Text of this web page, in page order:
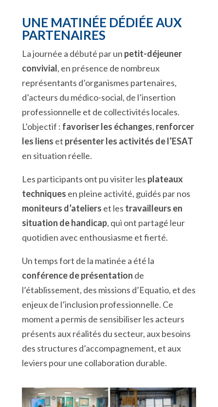
UNE MATINÉE DÉDIÉE AUX
PARTENAIRES
La journée a débuté par un petit-déjeuner
convivial, en présence de nombreux
représentants d’organismes partenaires,
d’acteurs du médico-social, de l’insertion
professionnelle et de collectivités locales.
L’objectif : favoriser les échanges, renforcer
les liens et présenter les activités de l’ESAT
en situation réelle.
Les participants ont pu visiter les plateaux
techniques en pleine activité, guidés par nos
moniteurs d’ateliers et les travailleurs en
situation de handicap, qui ont partagé leur
quotidien avec enthousiasme et fierté.
Un temps fort de la matinée a été la
conférence de présentation de
l’établissement, des missions d’Equatio, et des
enjeux de l’inclusion professionnelle. Ce
moment a permis de sensibiliser les acteurs
présents aux réalités du secteur, aux besoins
des structures d’accompagnement, et aux
leviers pour une collaboration durable.